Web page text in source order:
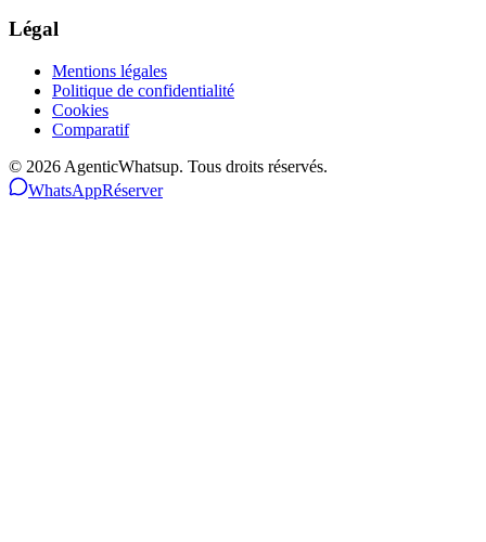
Légal
Mentions légales
Politique de confidentialité
Cookies
Comparatif
© 2026 AgenticWhatsup. Tous droits réservés.
WhatsAppRéserver